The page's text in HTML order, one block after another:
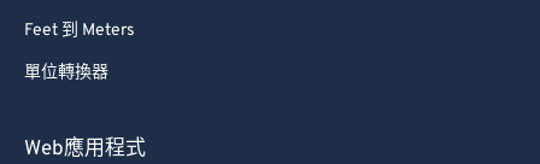
Feet 到 Meters
單位轉換器
Web應用程式